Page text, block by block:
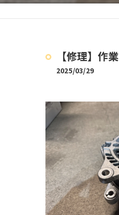
【修理】作
2025/03/29